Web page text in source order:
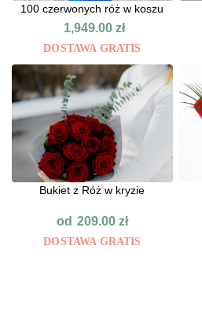
100 czerwonych róż w koszu
1,949.00zł
DOSTAWA GRATIS
Bukiet z Róż w kryzie
od 209.00 zł
DOSTAWA GRATIS